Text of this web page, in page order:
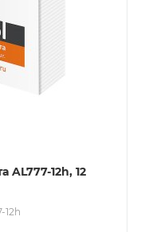
AL777-12h, 12
12h